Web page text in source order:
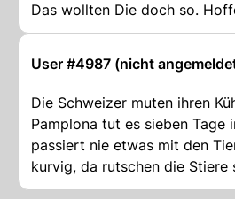
Das wollten Die doch so.
User #4987 (nicht
Die Schweizer muten ihren
Pamplona tut es sieben Tage
passiert nie etwas mit den
kurvig, da rutschen die Stiere
sie haben es schliesslich